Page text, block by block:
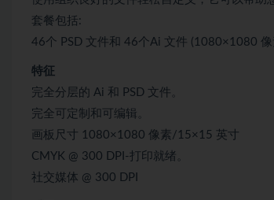
套餐包括:
46个 PSD 文件和 46个Ai 文件 (1080×1080
特征
完全分层的 Ai 和 PSD 文件。
完全可定制和可编辑。
画板尺寸 1080×1080 像素/15×15 英寸
CMYK @ 300 DPI-打印就绪。
社交媒体 @ 300 DPI